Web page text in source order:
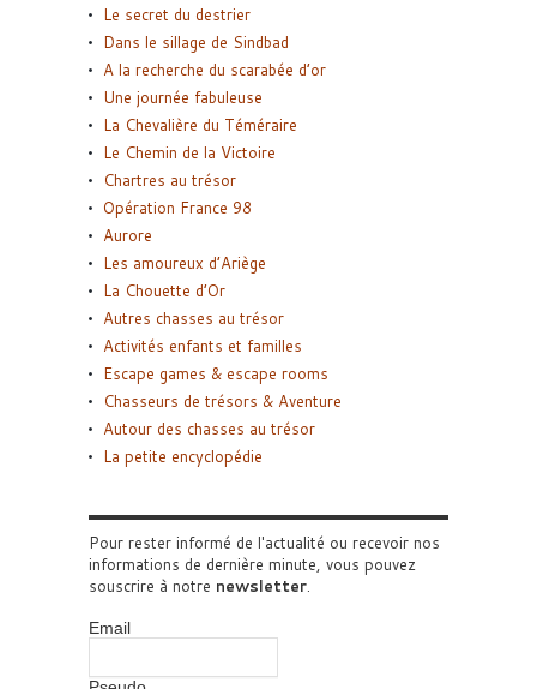
Le secret du destrier
Dans le sillage de Sindbad
A la recherche du scarabée d’or
Une journée fabuleuse
La Chevalière du Téméraire
Le Chemin de la Victoire
Chartres au trésor
Opération France 98
Aurore
Les amoureux d’Ariège
La Chouette d’Or
Autres chasses au trésor
Activités enfants et familles
Escape games & escape rooms
Chasseurs de trésors & Aventure
Autour des chasses au trésor
La petite encyclopédie
Pour rester informé de l'actualité ou recevoir nos
informations de dernière minute, vous pouvez
souscrire à notre newsletter.
Email